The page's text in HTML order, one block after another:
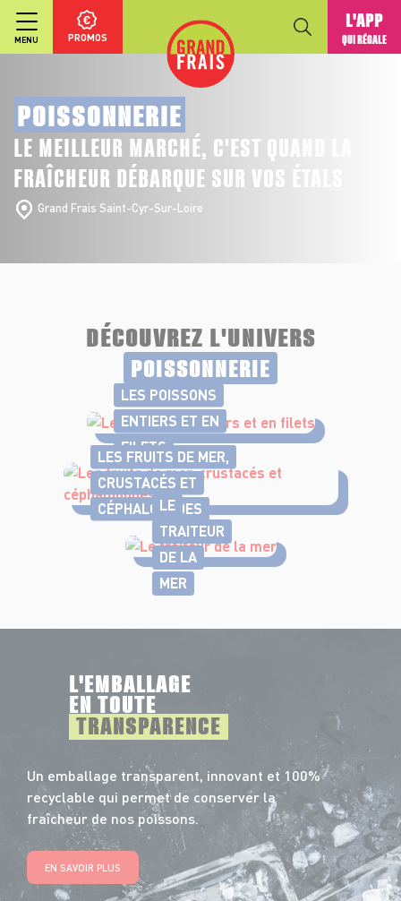
MENU PROMOS
L'APP
QUI RÉGALE
POISSONNERIE
LE MEILLEUR MARCHÉ, C'EST QUAND LA
FRAÎCHEUR DÉBARQUE SUR VOS ÉTALS
Grand Frais Saint-Cyr-Sur-Loire
DÉCOUVREZ L'UNIVERS
POISSONNERIE
LES POISSONS
ENTIERS ET EN
FILETS
LES FRUITS DE MER,
CRUSTACÉS ET
CÉPHALOPODES
LE
TRAITEUR
DE LA
MER
L'EMBALLAGE
EN TOUTE
TRANSPARENCE
Un emballage transparent, innovant et 100%
recyclable qui permet de conserver la
fraîcheur de nos poissons.
EN SAVOIR PLUS